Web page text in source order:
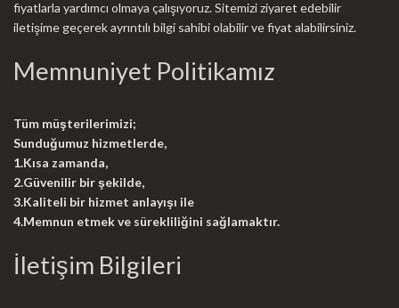
fiyatlarla yardımcı olmaya çalışıyoruz. Sitemizi ziyaret edebilir
iletişime geçerek ayrıntılı bilgi sahibi olabilir ve fiyat alabilirsiniz.
Memnuniyet Politikamız
Tüm müşterilerimizi;
Sunduğumuz hizmetlerde,
1.Kısa zamanda,
2.Güvenilir bir şekilde,
3.Kaliteli bir hizmet anlayışı ile
4.Memnun etmek ve sürekliliğini sağlamaktır.
İletişim Bilgileri